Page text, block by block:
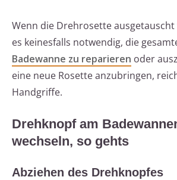
Wenn die Drehrosette
es keinesfalls notwendig, die
Badewanne zu reparieren oder
eine neue Rosette anzubringen,
Handgriffe.
Drehknopf am
wechseln, so gehts
Abziehen des Drehknopfes